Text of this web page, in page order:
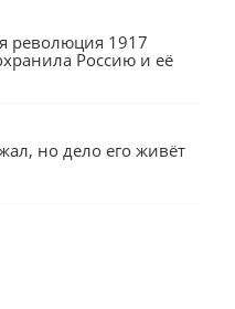
революция 1917
Россию и её
но дело его живёт